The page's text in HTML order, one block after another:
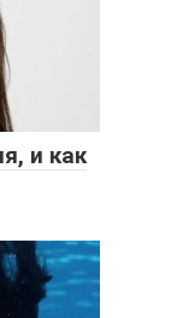
и как